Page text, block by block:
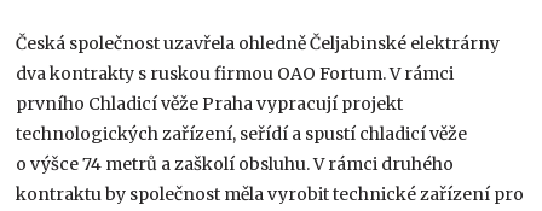
Česká společnost uzavřela ohledně Čeljabinské elektrárny
dva kontrakty s ruskou firmou OAO Fortum. V rámci
prvního Chladicí věže Praha vypracují projekt
technologických zařízení, seřídí a spustí chladicí věže
o výšce 74 metrů a zaškolí obsluhu. V rámci druhého
kontraktu by společnost měla vyrobit technické zařízení pro